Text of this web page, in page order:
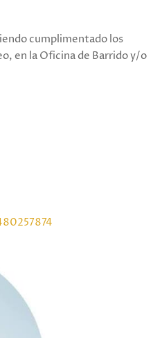
cumplimentado los
en la Oficina de Barrido y/o